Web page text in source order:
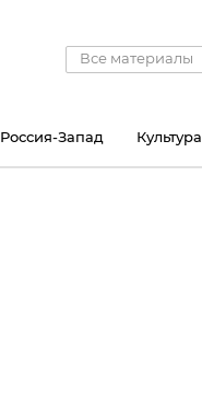
Все материалы
Россия-Запад Культура